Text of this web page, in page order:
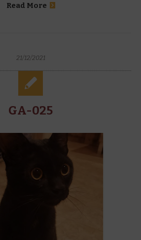
Read More
21/12/2021
GA-025